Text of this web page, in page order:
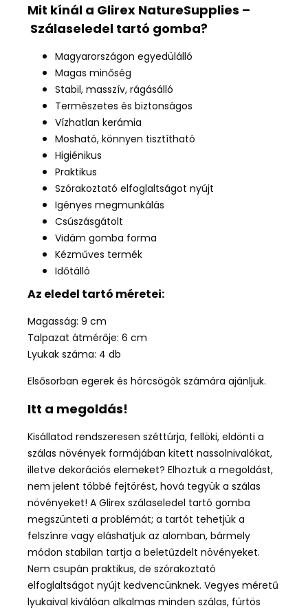
Mit kínál a Glirex NatureSupplies –
Szálaseledel tartó gomba?
Magyarországon egyedülálló
Magas minőség
Stabil, masszív, rágásálló
Természetes és biztonságos
Vízhatlan kerámia
Mosható, könnyen tisztítható
Higiénikus
Praktikus
Szórakoztató elfoglaltságot nyújt
Igényes megmunkálás
Csúszásgátolt
Vidám gomba forma
Kézműves termék
Időtálló
Az eledel tartó méretei:
Magasság: 9 cm
Talpazat átmérője: 6 cm
Lyukak száma: 4 db
Elsősorban egerek és hörcsögök számára ajánljuk.
Itt a megoldás!
Kisállatod rendszeresen széttúrja, fellöki, eldönti a
szálas növények formájában kitett nassolnivalókat,
illetve dekorációs elemeket? Elhoztuk a megoldást,
nem jelent többé fejtörést, hová tegyük a szálas
növényeket! A Glirex szálaseledel tartó gomba
megszünteti a problémát; a tartót tehetjük a
felszínre vagy eláshatjuk az alomban, bármely
módon stabilan tartja a beletűzdelt növényeket.
Nem csupán praktikus, de szórakoztató
elfoglaltságot nyújt kedvencünknek. Vegyes méretű
lyukaival kiválóan alkalmas minden szálas, fürtös